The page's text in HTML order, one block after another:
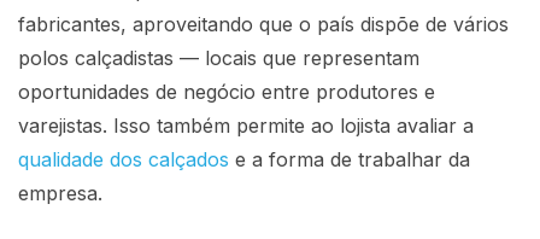
fabricantes, aproveitando que o país dispõe de vários
polos calçadistas — locais que representam
oportunidades de negócio entre produtores e
varejistas. Isso também permite ao lojista avaliar a
qualidade dos calçados e a forma de trabalhar da
empresa.